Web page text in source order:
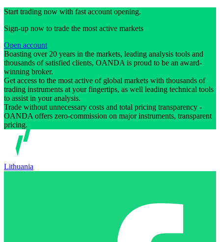
Start trading now with fast account opening.
Sign-up now to trade the most active markets
Open account
Boasting over 20 years in the markets, leading analysis tools and
thousands of satisfied clients, OANDA is proud to be an award-
winning broker.
Get access to the most active of global markets with thousands of
trading instruments at your fingertips, as well leading technical tools
to assist in your analysis.
Trade without unnecessary costs and total pricing transparency -
OANDA offers zero-commission on major instruments, transparent
pricing.
Lithuania